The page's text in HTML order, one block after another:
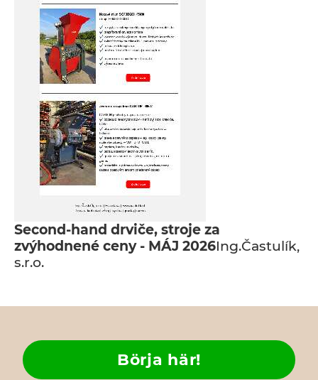
Second-hand drviče, stroje za
zvýhodnené ceny - MÁJ 2026Ing.Častulík,
s.r.o.
Börja här!